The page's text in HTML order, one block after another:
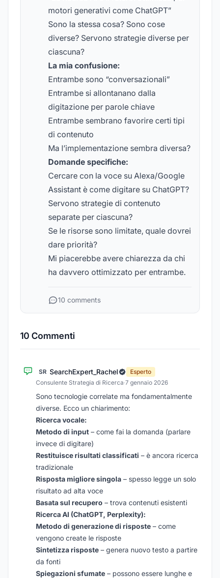
motori generativi come ChatGPT”
Sono la stessa cosa? Sono cose
diverse? Servono strategie diverse per
ciascuna?
La mia confusione:
Entrambe sono “conversazionali”
Entrambe si allontanano dalla
digitazione per parole chiave
Entrambe sembrano favorire certi tipi
di contenuto
Ma l’implementazione sembra diversa?
Domande specifiche:
Cercare con la voce su Alexa/Google
Assistant è come digitare su ChatGPT?
Servono strategie di contenuto
separate per ciascuna?
Se le risorse sono limitate, quale dovrei
dare priorità?
Mi piacerebbe avere chiarezza da chi
ha davvero ottimizzato per entrambe.
10 comments
10 Commenti
SR SearchExpert_Rachel
Esperto
Consulente Strategia di Ricerca·7 gennaio 2026
Sono tecnologie correlate ma fondamentalmente
diverse. Ecco un chiarimento:
Ricerca vocale:
Metodo di input – come fai la domanda (parlare
invece di digitare)
Restituisce risultati classificati – è ancora ricerca
tradizionale
Risposta migliore singola – spesso legge un solo
risultato ad alta voce
Basata sul recupero – trova contenuti esistenti
Ricerca AI (ChatGPT, Perplexity):
Metodo di generazione di risposte – come
vengono create le risposte
Sintetizza risposte – genera nuovo testo a partire
da fonti
Spiegazioni sfumate – possono essere lunghe e